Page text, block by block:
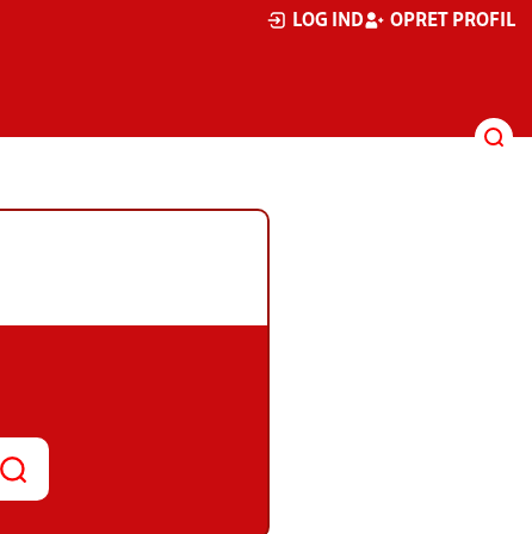
LOG IND OPRET PROFIL